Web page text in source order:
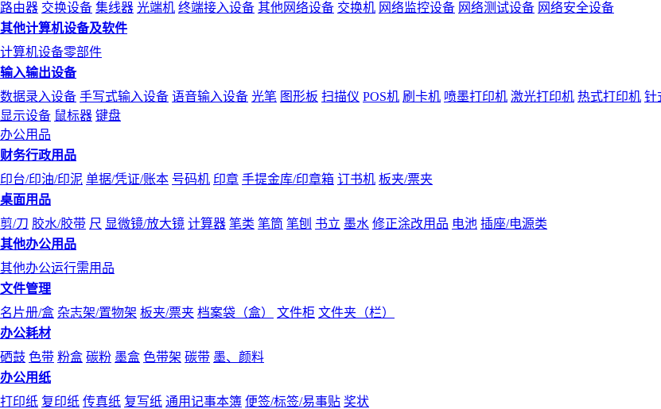
路由器 交换设备 集线器 光端机 终端接入设备 其他网络设备 交换机 网络监控设备 网络测试设备 网络安全设备
其他计算机设备及软件
计算机设备零部件
输入输出设备
数据录入设备 手写式输入设备 语音输入设备 光笔 图形板 扫描仪 POS机 刷卡机 喷墨打印机 激光打印机 热式打印机 针
显示设备 鼠标器 键盘
办公用品
财务行政用品
印台/印油/印泥 单据/凭证/账本 号码机 印章 手提金库/印章箱 订书机 板夹/票夹
桌面用品
剪/刀 胶水/胶带 尺 显微镜/放大镜 计算器 笔类 笔筒 笔刨 书立 墨水 修正涂改用品 电池 插座/电源类
其他办公用品
其他办公运行需用品
文件管理
名片册/盒 杂志架/置物架 板夹/票夹 档案袋（盒） 文件柜 文件夹（栏）
办公耗材
硒鼓 色带 粉盒 碳粉 墨盒 色带架 碳带 墨、颜料
办公用纸
打印纸 复印纸 传真纸 复写纸 通用记事本簿 便签/标签/易事贴 奖状